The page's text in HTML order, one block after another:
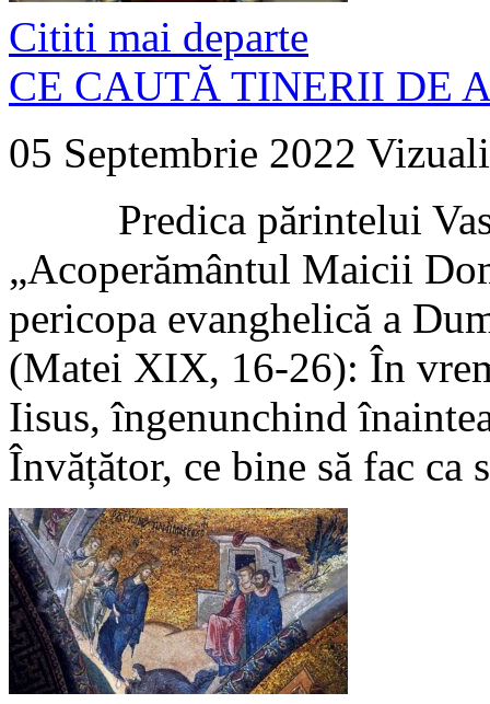
Cititi mai departe
CE CAUTĂ TINERII DE
05 Septembrie 2022
Predica părintelui
„Acoperământul Maicii
pericopa evanghelică a
(Matei XIX, 16-26): În
Iisus, îngenunchind
Învățător, ce bine să fac